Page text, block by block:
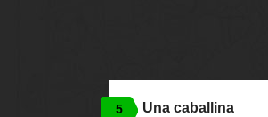
5 Una caballina